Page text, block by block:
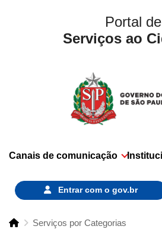
Portal de
Serviços ao
Canais de comunicação
Entrar com o gov.br
Serviços por Categorias